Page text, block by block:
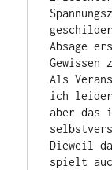
Absage
Gewissen
Als
ich leider
aber
Dieweil